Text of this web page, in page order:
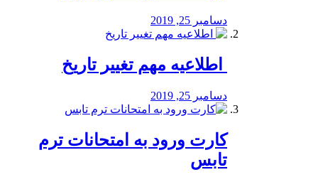
دسامبر 25, 2019
️ اطلاعیه مهم تغییر تاریخ
دسامبر 25, 2019
کارت ورود به امتحانات ترم
تابس